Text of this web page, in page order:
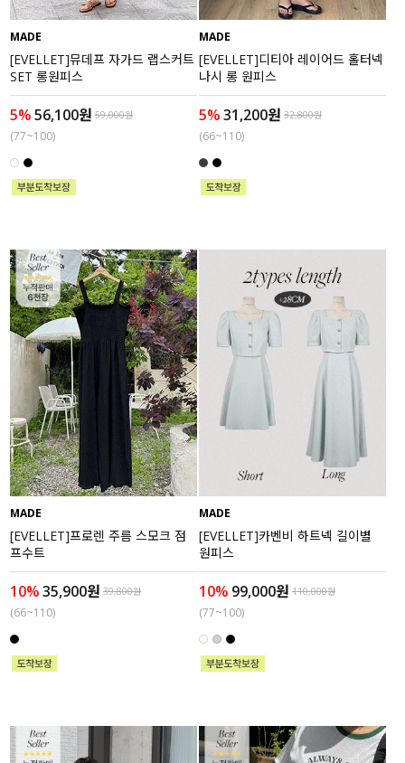
MADE
[EVELLET]뮤데프 자가드 랩스커트
SET 롱원피스
5%56,100원 59,000원
(77~100)
MADE
[EVELLET]디티아 레이어드 홀터넥
나시 롱 원피스
5%31,200원 32,800원
(66~110)
MADE
[EVELLET]프로렌 주름 스모크 점
프수트
10%35,900원 39,800원
(66~110)
MADE
[EVELLET]카벤비 하트넥 길이별
원피스
10% 99,000원 110,000원
(77~100)